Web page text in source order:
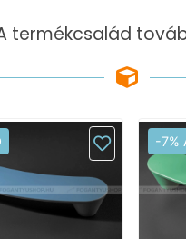
termékcsalád
-7%